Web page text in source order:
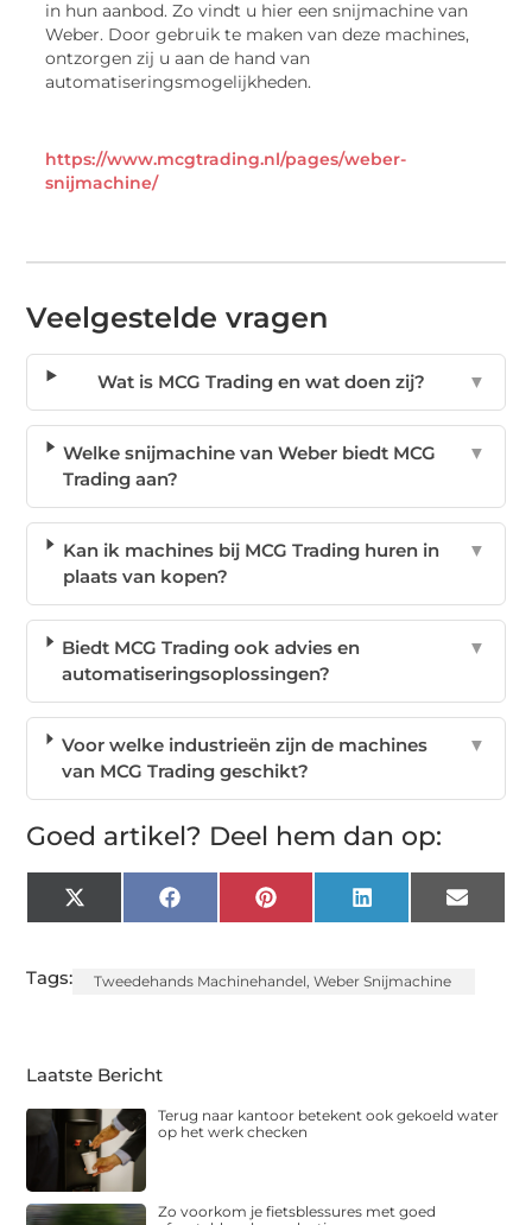
in hun aanbod. Zo vindt u hier een snijmachine van
Weber. Door gebruik te maken van deze machines,
ontzorgen zij u aan de hand van
automatiseringsmogelijkheden.
https://www.mcgtrading.nl/pages/weber-
snijmachine/
Veelgestelde vragen
Wat is MCG Trading en wat doen zij? ▼
Welke snijmachine van Weber biedt MCG
Trading aan?
▼
Kan ik machines bij MCG Trading huren in
plaats van kopen?
▼
Biedt MCG Trading ook advies en
automatiseringsoplossingen?
▼
Voor welke industrieën zijn de machines
van MCG Trading geschikt?
▼
Goed artikel? Deel hem dan op:
X
(Twitter)
FacebookPinterest LinkedIn Email
Tags: Tweedehands Machinehandel,Weber Snijmachine
Laatste Bericht
Terug naar kantoor betekent ook gekoeld water
op het werk checken
Zo voorkom je fietsblessures met goed